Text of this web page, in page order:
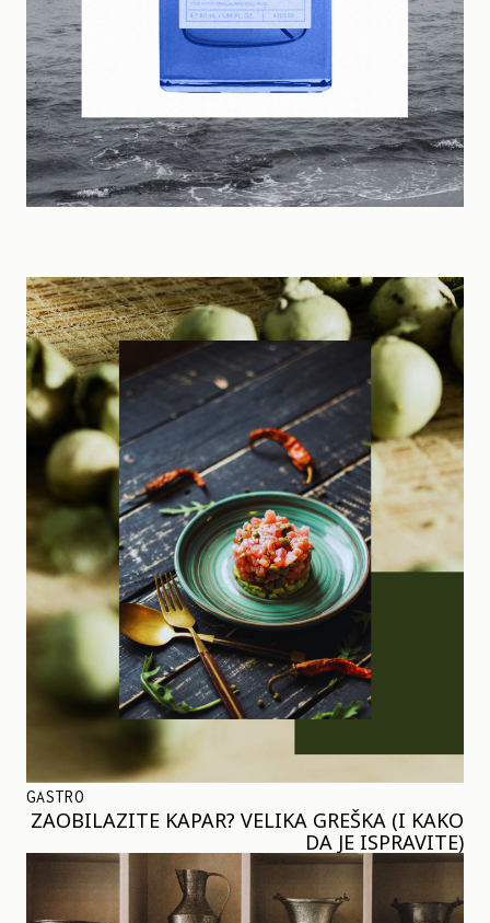
GASTRO
ZAOBILAZITE KAPAR? VELIKA GREŠKA (I KAKO
DA JE ISPRAVITE)